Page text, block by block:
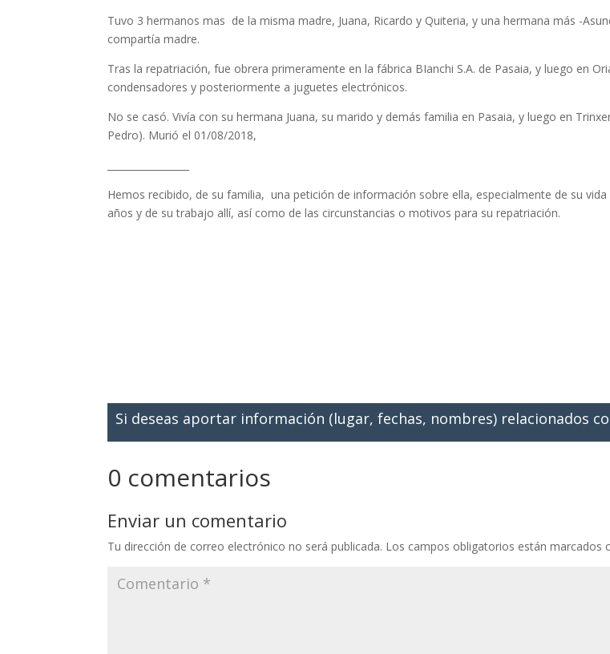
Tuvo 3 hermanos mas de la misma madre, Juana, Ricardo y Quiteria, y una hermana más -
compartía madre.
Tras la repatriación, fue obrera primeramente en la fábrica BIanchi S.A. de Pasaia, y luego en
condensadores y posteriormente a juguetes electrónicos.
No se casó. Vivía con su hermana Juana, su marido y demás familia en Pasaia, y luego en
Pedro). Murió el 01/08/2018,
Hemos recibido, de su familia, una petición de información sobre ella, especialmente de su
años y de su trabajo allí, así como de las circunstancias o motivos para su repatriación.
Si deseas aportar información (lugar, fechas, nombres) relacionados
0 comentarios
Enviar un comentario
Tu dirección de correo electrónico no será publicada. Los campos obligatorios están marcados